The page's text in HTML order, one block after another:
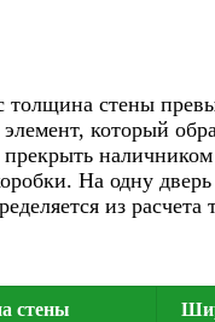
толщина стены
который
прекрыть
На одну
из
стены